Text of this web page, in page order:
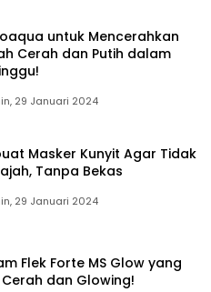
untuk Mencerahkan
Cerah dan Putih dalam
29 Januari 2024
Masker Kunyit Agar Tidak
Tanpa Bekas
29 Januari 2024
Flek Forte MS Glow yang
Cerah dan Glowing!